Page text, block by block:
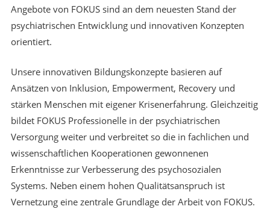
Angebote von FOKUS sind an dem neuesten Stand der
psychiatrischen Entwicklung und innovativen Konzepten
orientiert.
Unsere innovativen Bildungskonzepte basieren auf
Ansätzen von Inklusion, Empowerment, Recovery und
stärken Menschen mit eigener Krisenerfahrung. Gleichzeitig
bildet FOKUS Professionelle in der psychiatrischen
Versorgung weiter und verbreitet so die in fachlichen und
wissenschaftlichen Kooperationen gewonnenen
Erkenntnisse zur Verbesserung des psychosozialen
Systems. Neben einem hohen Qualitätsanspruch ist
Vernetzung eine zentrale Grundlage der Arbeit von FOKUS.